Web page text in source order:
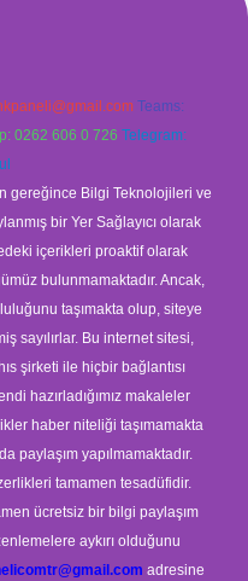
Teams:
0262 606 0 726 Telegram:
gereğince Bilgi Teknolojileri ve
bir Yer Sağlayıcı olarak
içerikleri proaktif olarak
bulunmamaktadır. Ancak,
taşımakta olup, siteye
sayılırlar. Bu internet sitesi,
şirketi ile hiçbir bağlantısı
hazırladığımız makaleler
haber niteliği taşımamakta
paylaşım yapılmamaktadır.
tamamen tesadüfidir.
ücretsiz bir bilgi paylaşım
aykırı olduğunu
adresine